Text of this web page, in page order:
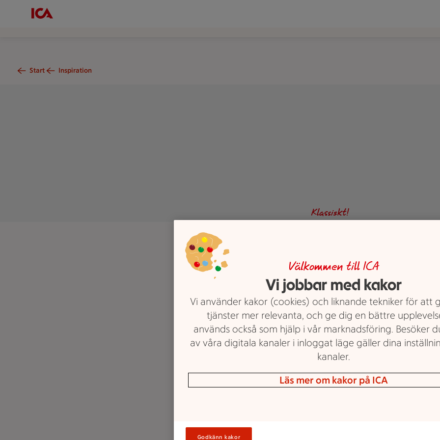
Start Inspiration
Klassiskt!
Pölsa är en klassisk maträtt, där
man förr i tiden tog vara på
köttdetaljer som blev över vid slakt.
Hemmagjord pölsa är idag smakrik
när det görs på nötbog och lever i
kombination med korngryn,
kryddor och spadet.
Tips:Här hittar du vårt
pölsa.
Välkommen till ICA
Vi jobbar med kakor
Vi använder kakor (cookies) och liknande tekniker för att
tjänster mer relevanta, och ge dig en bättre
används också som hjälp i vår marknadsföring. Besöker
av våra digitala kanaler i inloggat läge gäller dina
kanaler.
Läs mer om kakor på ICA
Godkänn kakor